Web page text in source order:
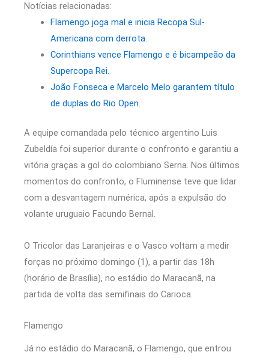
Notícias relacionadas:
Flamengo joga mal e inicia Recopa Sul-
Americana com derrota.
Corinthians vence Flamengo e é bicampeão da
Supercopa Rei.
João Fonseca e Marcelo Melo garantem título
de duplas do Rio Open.
A equipe comandada pelo técnico argentino Luis
Zubeldía foi superior durante o confronto e garantiu a
vitória graças a gol do colombiano Serna. Nos últimos
momentos do confronto, o Fluminense teve que lidar
com a desvantagem numérica, após a expulsão do
volante uruguaio Facundo Bernal.
O Tricolor das Laranjeiras e o Vasco voltam a medir
forças no próximo domingo (1), a partir das 18h
(horário de Brasília), no estádio do Maracanã, na
partida de volta das semifinais do Carioca.
Flamengo
Já no estádio do Maracanã, o Flamengo, que entrou